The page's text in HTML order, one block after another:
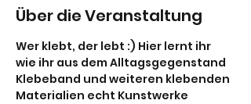
Über die Veranstaltung
Wer klebt, der lebt :) Hier lernt ihr
wie ihr aus dem Alltagsgegenstand
Klebeband und weiteren klebenden
Materialien echt Kunstwerke